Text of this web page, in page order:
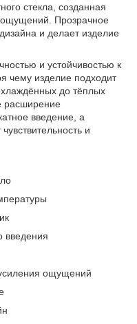
стекла, созданная
ощущений. Прозрачное
и делает изделие
и устойчивостью к
чему изделие подходит
до тёплых
расширение
введение, а
и
введения
ощущений